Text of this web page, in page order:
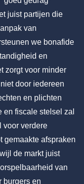
juist partijen die
van
we bonafide
en
zorgt voor minder
door iedereen
en plichten
en fiscale stelsel zal
voor verdere
gemaakte afspraken
de markt juist
van
burgers en